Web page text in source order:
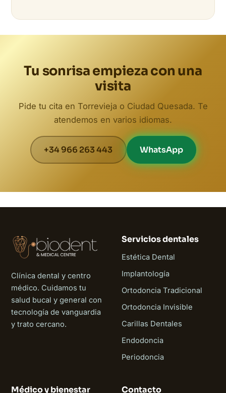
Tu sonrisa empieza con una
visita
Pide tu cita en Torrevieja o Ciudad Quesada. Te
atendemos en varios idiomas.
+34 966 263 443 WhatsApp
Clínica dental y centro
médico. Cuidamos tu
salud bucal y general con
tecnología de vanguardia
y trato cercano.
Servicios dentales
Estética Dental
Implantología
Ortodoncia Tradicional
Ortodoncia Invisible
Carillas Dentales
Endodoncia
Periodoncia
Médico y bienestar Contacto